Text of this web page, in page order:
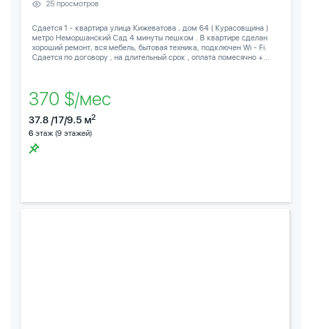
25 просмотров
Сдается 1 - квартира улица Кижеватова , дом 64 ( Курасовщина )
метро Неморшанский Сад 4 минуты пешком . В квартире сделан
хороший ремонт, вся мебель, бытовая техника, подключен Wi - Fi.
Сдается по договору , на длительный срок , оплата помесячно +...
370 $/мес
37.8 /17/9.5 м2
6 этаж (9 этажей)